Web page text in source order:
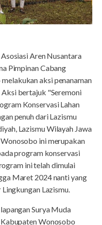
Aren Nusantara
Pimpinan Cabang
aksi penanaman
bertajuk "Seremoni
Konservasi Lahan
penuh dari Lazismu
Lazismu Wilayah Jawa
ini merupakan
program konservasi
ini telah dimulai
Maret 2024 nanti yang
Lazismu.
Surya Muda
Wonosobo